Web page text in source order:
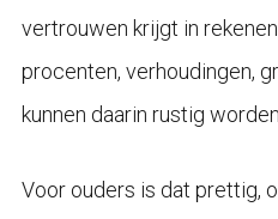
vertrouwen krijgt in
procenten, verhoudingen,
kunnen daarin rustig
Voor ouders is dat prettig,